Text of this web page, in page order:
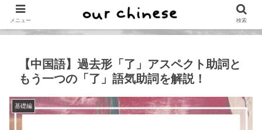
【中国語】過去形「了」アスペクト助詞と
もう一つの「了」語気助詞を解説！
基礎編
メニュー 検索